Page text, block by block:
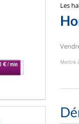
Les
Mettre